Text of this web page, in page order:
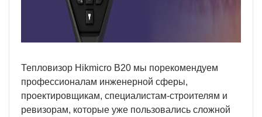
Тепловизор Hikmicro B20 мы порекомендуем
профессионалам инженерной сферы,
проектировщикам, специалистам-строителям и
ревизорам, которые уже пользовались сложной